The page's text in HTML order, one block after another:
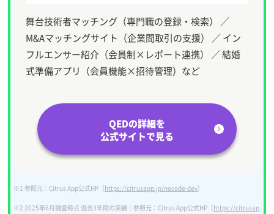
舞台技術者マッチング（専門職の登録・検索） ／
M&Aマッチングサイト（企業間取引の支援） ／ イン
フルエンサー紹介（会員制×レポート連携） ／ 結婚
式準備アプリ（会員機能×招待管理）など
QEDの詳細を
公式サイトで見る
※1 参照元：Citrus App公式HP（https://citrusapp.jp/nocode-dev）
※2 2025年6月調査時点 過去3年間の実績｜参照元：Citrus App公式HP（https://citrusap